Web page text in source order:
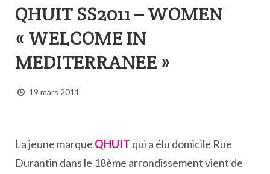
QHUIT SS2011 – WOMEN
« WELCOME IN
MEDITERRANEE »
19 mars 2011
La jeune marque QHUIT qui a élu domicile Rue
Durantin dans le 18ème arrondissement vient de